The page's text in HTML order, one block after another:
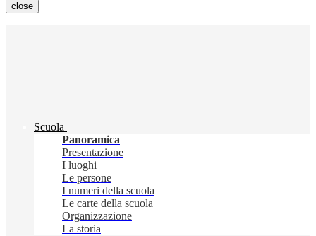
close
Scuola
Panoramica
Presentazione
I luoghi
Le persone
I numeri della scuola
Le carte della scuola
Organizzazione
La storia